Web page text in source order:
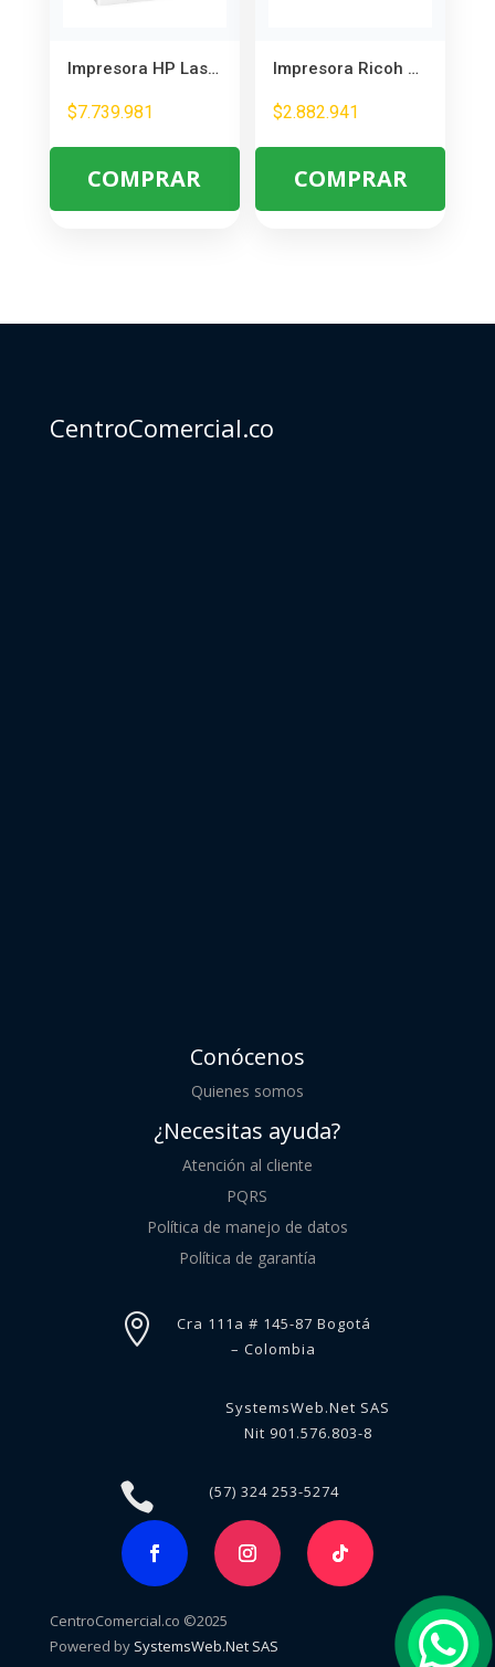
Impresora HP LaserJet M528dn Multifunción – Segura y Eficiente para Oficina
$7.739.981
COMPRAR
Impresora Ricoh M 400FW Láser Monocromática – Productividad Empresarial
$2.882.941
COMPRAR
CentroComercial.co
Conócenos
Quienes somos
¿Necesitas ayuda?
Atención al cliente
PQRS
Política de manejo de datos
Política de garantía

Cra 111a # 145-87 Bogotá
– Colombia
SystemsWeb.Net SAS
Nit 901.576.803-8
 (57) 324 253-5274
CentroComercial.co ©2025
Powered by SystemsWeb.Net SAS